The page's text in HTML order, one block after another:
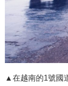
▲在越南的1號國